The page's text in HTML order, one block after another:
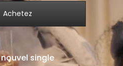
Achetez
single